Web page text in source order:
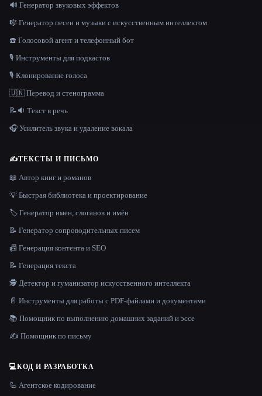
🔊 Генератор звуковых эффектов
🎼 Генератор песен и музыки с искусственным интеллектом
☎️ Голосовой агент и телефонный бот
🎙️ Инструменты для подкастов
🎙️ Клонирование голоса
🇺🇳 Перевод и стенограмма
📝🔉 Текст в речь
🎧 Усилитель звука и удаление вокала
✍️ТЕКСТЫ И ПИСЬМО
📖 Автор книг и романов
💡 Быстрая библиотека и проектирование
🏷️ Генератор имен, слоганов и имён
📝 Генератор сопроводительных писем
📠 Генерация контента и SEO
📝 Генерация текста
🕵️ Детектор и гуманизатор искусственного интеллекта
📄 Инструменты для работы с PDF-файлами и документами
📚 Помощник по выполнению домашних заданий и эссе
✍️ Помощник по письму
💻КОД И РАЗРАБОТКА
🦾 Агентское кодирование